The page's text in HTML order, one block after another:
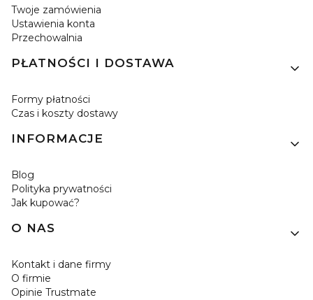
Twoje zamówienia
Ustawienia konta
Przechowalnia
PŁATNOŚCI I DOSTAWA
Formy płatności
Czas i koszty dostawy
INFORMACJE
Blog
Polityka prywatności
Jak kupować?
O NAS
Kontakt i dane firmy
O firmie
Opinie Trustmate